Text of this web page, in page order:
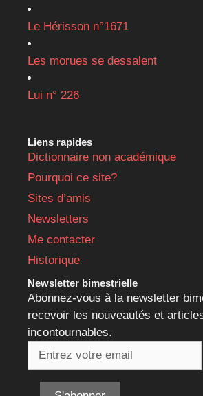
Le Hérisson n°1671
Les morues se dessalent
Lui n° 226
Liens rapides
Dictionnaire non académique
Pourquoi ce site?
Sites d’amis
Newsletters
Me contacter
Historique
Newsletter bimestrielle
Abonnez-vous à la newsletter
recevoir les nouveautés et
incontournables.